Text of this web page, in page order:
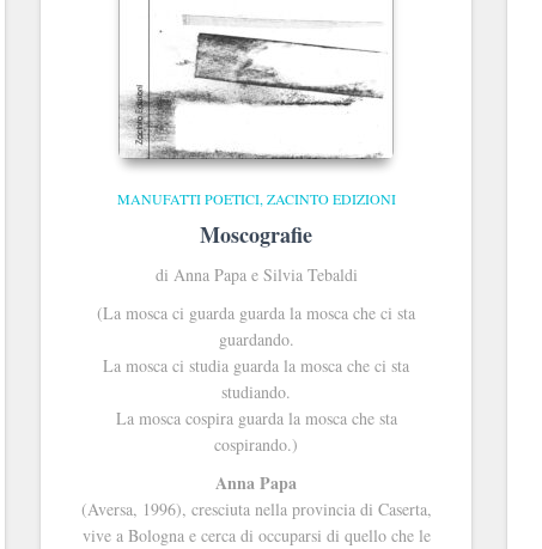
MANUFATTI POETICI ZACINTO EDIZIONI
Moscografie
di Anna Papa e Silvia Tebaldi
(La mosca ci guarda guarda la mosca che ci sta
guardando.
La mosca ci studia guarda la mosca che ci sta
studiando.
La mosca cospira guarda la mosca che sta
cospirando.)
Anna Papa
(Aversa, 1996), cresciuta nella provincia di Caserta,
vive a Bologna e cerca di occuparsi di quello che le